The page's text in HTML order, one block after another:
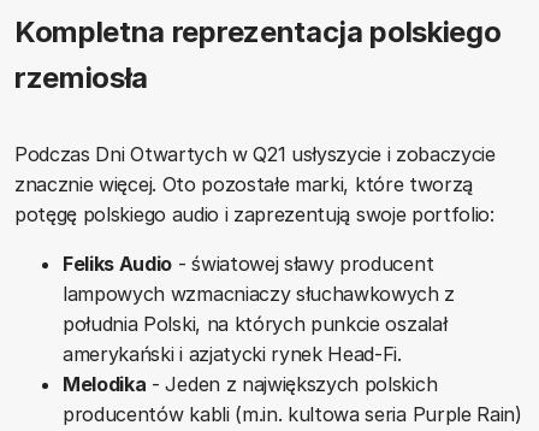
Kompletna reprezentacja polskiego
rzemiosła
Podczas Dni Otwartych w Q21 usłyszycie i zobaczycie
znacznie więcej. Oto pozostałe marki, które tworzą
potęgę polskiego audio i zaprezentują swoje portfolio:
Feliks Audio - światowej sławy producent
lampowych wzmacniaczy słuchawkowych z
południa Polski, na których punkcie oszalał
amerykański i azjatycki rynek Head-Fi.
Melodika - Jeden z największych polskich
producentów kabli (m.in. kultowa seria Purple Rain)